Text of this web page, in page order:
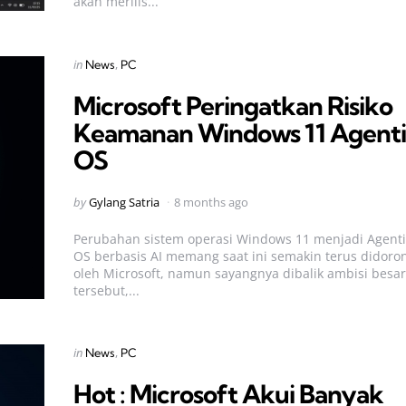
Categories
Posted
in News PC
Microsoft Peringatkan Risiko
Keamanan Windows 11
OS
Posted
byGylang Satria 8 months ago
Perubahan sistem operasi Windows 11 menjadi
OS berbasis AI memang saat ini semakin terus
oleh Microsoft, namun sayangnya dibalik ambisi besar
tersebut,...
Categories
Posted
in News PC
Hot : Microsoft Akui Banyak